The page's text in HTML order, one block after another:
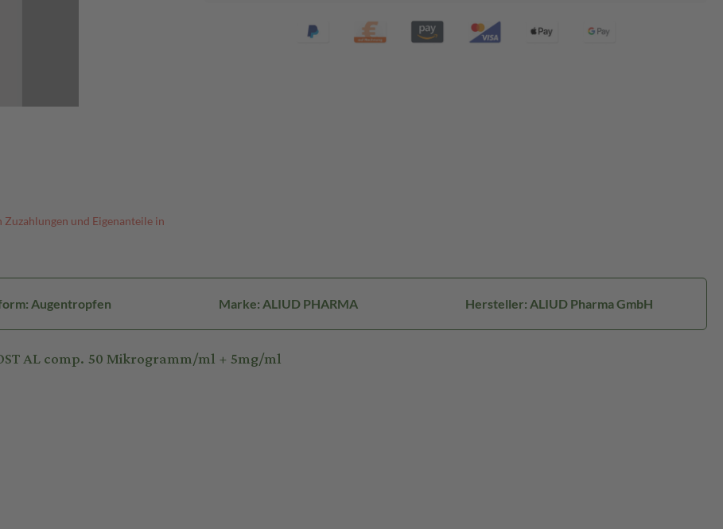
Zuzahlungen und Eigenanteile in
Augentropfen Marke: ALIUD PHARMA Hersteller: ALIUD Pharma GmbH
AL comp. 50 Mikrogramm/ml + 5mg/ml